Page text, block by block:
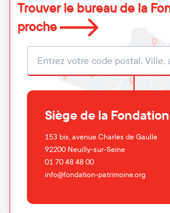
Trouver le bureau de la
proche
Localisation
Siège de la Fondation
153 bis, avenue Charles de Gaulle
92200 Neuilly-sur-Seine
01 70 48 48 00
info@fondation-patrimoine.org